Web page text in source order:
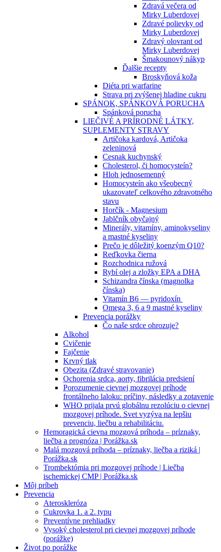
Zdravá večera od
Mirky Luberdovej
Zdravé polievky od
Mirky Luberdovej
Zdravý olovrant od
Mirky Luberdovej
Šmakounový nákyp
Ďalšie recepty
Broskyňová koža
Diéta pri warfarine
Strava pri zvýšenej hladine cukru
SPÁNOK, SPÁNKOVÁ PORUCHA
Spánková porucha
LIEČIVÉ A PRÍRODNÉ LÁTKY,
SUPLEMENTY STRAVY
Artičoka kardová, Artičoka
zeleninová
Cesnak kuchynský
Cholesterol, či homocysteín?
Hloh jednosemenný
Homocysteín ako všeobecný
ukazovateľ celkového zdravotného
stavu
Horčík - Magnesium
Jablčník obyčajný
Minerály, vitamíny, aminokyseliny
a mastné kyseliny
Prečo je dôležitý koenzým Q10?
Reďkovka čierna
Rozchodnica ružová
Rybí olej a zložky EPA a DHA
Schizandra čínska (magnolka
čínska)
Vitamín B6 — pyridoxín
Omega 3, 6 a 9 mastné kyseliny
Prevencia porážky
Čo naše srdce ohrozuje?
Alkohol
Cvičenie
Fajčenie
Krvný tlak
Obezita (Zdravé stravovanie)
Ochorenia srdca, aorty, fibrilácia predsiení
Porozumenie cievnej mozgovej príhode
frontálneho laloku: príčiny, následky a zotavenie
WHO prijala prvú globálnu rezolúciu o cievnej
mozgovej príhode. Svet vyzýva na lepšiu
prevenciu, liečbu a rehabilitáciu.
Hemoragická cievna mozgová príhoda – príznaky,
liečba a prognóza | Porážka.sk
Malá mozgová príhoda – príznaky, liečba a riziká |
Porážka.sk
Trombektómia pri mozgovej príhode | Liečba
ischemickej CMP | Porážka.sk
Môj príbeh
Prevencia
Ateroskleróza
Cukrovka 1. a 2. typu
Preventívne prehliadky
Vysoký cholesterol pri cievnej mozgovej príhode
(porážke)
Život po porážke